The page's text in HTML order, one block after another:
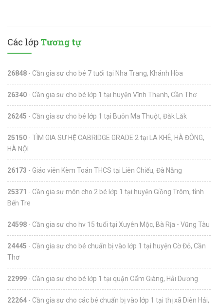
Các lớp Tương tự
26848 - Cần gia sư cho bé 7 tuổi tại Nha Trang, Khánh Hòa
26340 - Cần gia sư cho bé lớp 1 tại huyện Vĩnh Thạnh, Cần Thơ
26245 - Cần gia sư cho bé lớp 1 tại Buôn Ma Thuột, Đăk Lăk
25150 - TÌM GIA SƯ HỆ CABRIDGE GRADE 2 tại LA KHÊ, HÀ ĐÔNG,
HÀ NỘI
26173 - Giáo viên Kèm Toán THCS tại Liên Chiểu, Đà Nẵng
25371 - Cần gia sư môn cho 2 bé lớp 1 tại huyện Giồng Trôm, tỉnh
Bến Tre
24598 - Cần gia sư cho hv 15 tuổi tại Xuyên Mộc, Bà Rịa - Vũng Tàu
24445 - Cần gia sư cho bé chuẩn bị vào lớp 1 tại huyện Cờ Đỏ, Cần
Thơ
22999 - Cần gia sư cho bé lớp 1 tại quận Cẩm Giàng, Hải Dương
22264 - Cần gia sư cho các bé chuẩn bị vào lớp 1 tại thị xã Diên Hải,